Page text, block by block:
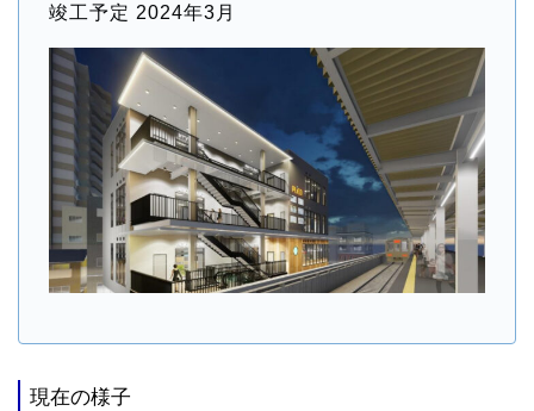
竣工予定 2024年3月
現在の様子